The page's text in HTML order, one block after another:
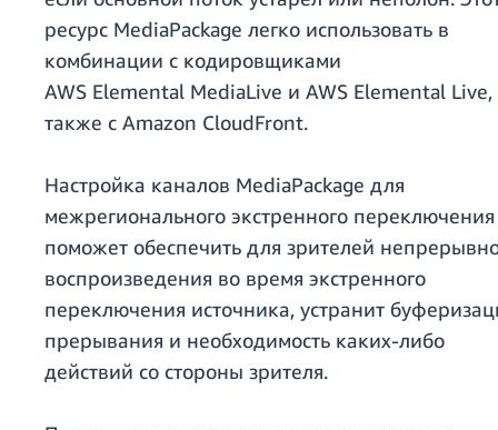
ресурс MediaPackage легко использовать в
комбинации с кодировщиками
AWS Elemental MediaLive и AWS Elemental Live,
также с Amazon CloudFront.
Настройка каналов MediaPackage для
межрегионального экстренного переключения
поможет обеспечить для зрителей
воспроизведения во время экстренного
переключения источника, устранит
прерывания и необходимость каких-либо
действий со стороны зрителя.